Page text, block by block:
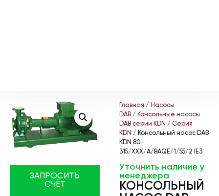
ЗАПРОСИТЬ
СЧЁТ
Главная / Насосы
DAB / Консольные насосы
DAB серии KDN / Серия
KDN / Консольный насос DAB
KDN 80-
315/XXX/A/BAQE/1/55/2 IE3
Уточнить наличие у
менеджера
КОНСОЛЬНЫЙ